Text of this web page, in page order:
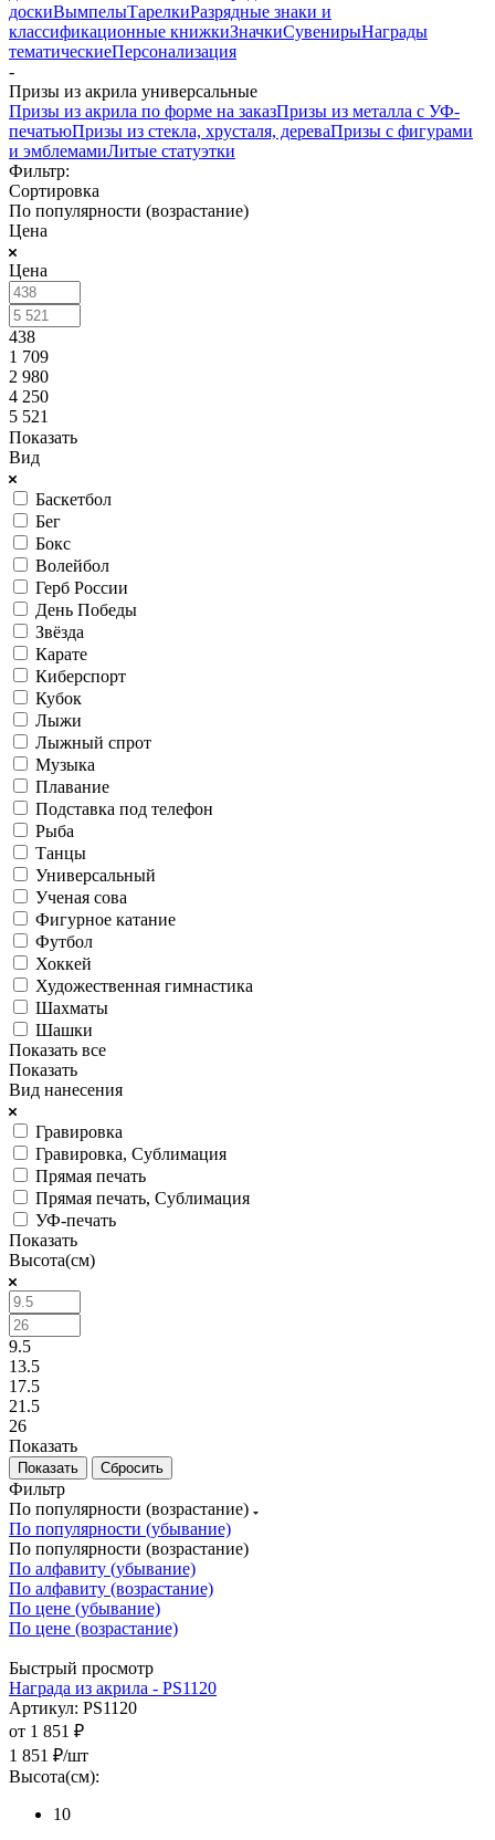
доскиВымпелыТарелкиРазрядные знаки и
классификационные книжкиЗначкиСувенирыНаграды
тематическиеПерсонализация
-
Призы из акрила универсальные
Призы из акрила по форме на заказПризы из металла с УФ-
печатьюПризы из стекла, хрусталя, дереваПризы с фигурами
и эмблемамиЛитые статуэтки
Фильтр:
Сортировка
По популярности (возрастание)
Цена
Цена
438
1 709
2 980
4 250
5 521
Показать
Вид
Баскетбол
Бег
Бокс
Волейбол
Герб России
День Победы
Звёзда
Карате
Киберспорт
Кубок
Лыжи
Лыжный спрот
Музыка
Плавание
Подставка под телефон
Рыба
Танцы
Универсальный
Ученая сова
Фигурное катание
Футбол
Хоккей
Художественная гимнастика
Шахматы
Шашки
Показать все
Показать
Вид нанесения
Гравировка
Гравировка, Сублимация
Прямая печать
Прямая печать, Сублимация
УФ-печать
Показать
Высота(см)
9.5
13.5
17.5
21.5
26
Показать
Сбросить
Фильтр
По популярности (возрастание)
По популярности (убывание)
По популярности (возрастание)
По алфавиту (убывание)
По алфавиту (возрастание)
По цене (убывание)
По цене (возрастание)
Быстрый просмотр
Награда из акрила - PS1120
Артикул: PS1120
от 1 851 ₽
1 851 ₽/шт
Высота(см):
10